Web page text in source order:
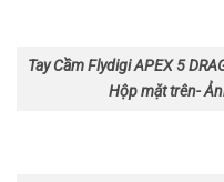
Tay Cầm Flydigi APEX 5
Hộp mặt trên-